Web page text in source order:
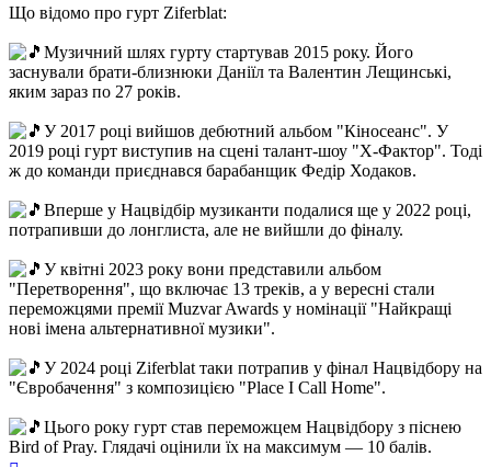
Що відомо про гурт Ziferblat:
Музичний шлях гурту стартував 2015 року. Його
заснували брати-близнюки Даніїл та Валентин Лещинські,
яким зараз по 27 років.
У 2017 році вийшов дебютний альбом "Кіносеанс". У
2019 році гурт виступив на сцені талант-шоу "Х-Фактор". Тоді
ж до команди приєднався барабанщик Федір Ходаков.
Вперше у Нацвідбір музиканти подалися ще у 2022 році,
потрапивши до лонглиста, але не вийшли до фіналу.
У квітні 2023 року вони представили альбом
"Перетворення", що включає 13 треків, а у вересні стали
переможцями премії Muzvar Awards у номінації "Найкращі
нові імена альтернативної музики".
У 2024 році Ziferblat таки потрапив у фінал Нацвідбору на
"Євробачення" з композицією "Place I Call Home".
Цього року гурт став переможцем Нацвідбору з піснею
Bird of Pray. Глядачі оцінили їх на максимум — 10 балів.